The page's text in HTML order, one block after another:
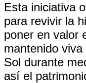
Esta iniciativa
para revivir la
poner en valor
mantenido
Sol durante
así el